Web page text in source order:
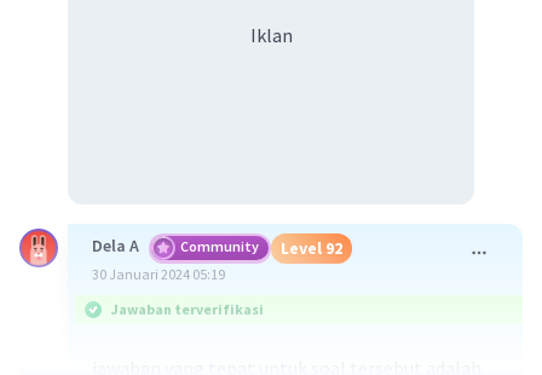
Iklan
Dela A Community Level 92
30 Januari 2024 05:19
Jawaban terverifikasi